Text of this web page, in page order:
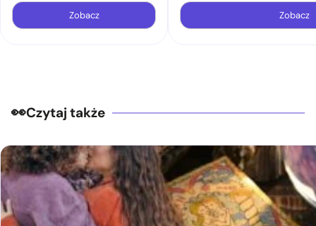
Zobacz Zobacz
Czytaj także